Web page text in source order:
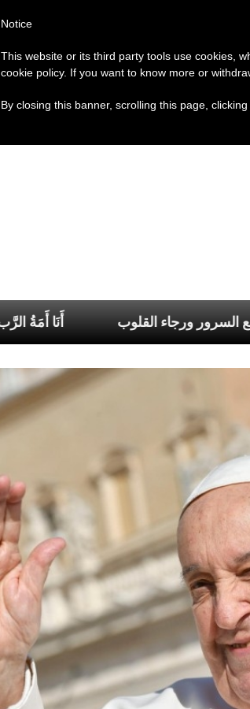
يا مريم يا منبع السرور ورجاء القلوب
Notice
This website or its third party tools use cookies,
cookie policy. If you want to know more or
By closing this banner, scrolling this page,